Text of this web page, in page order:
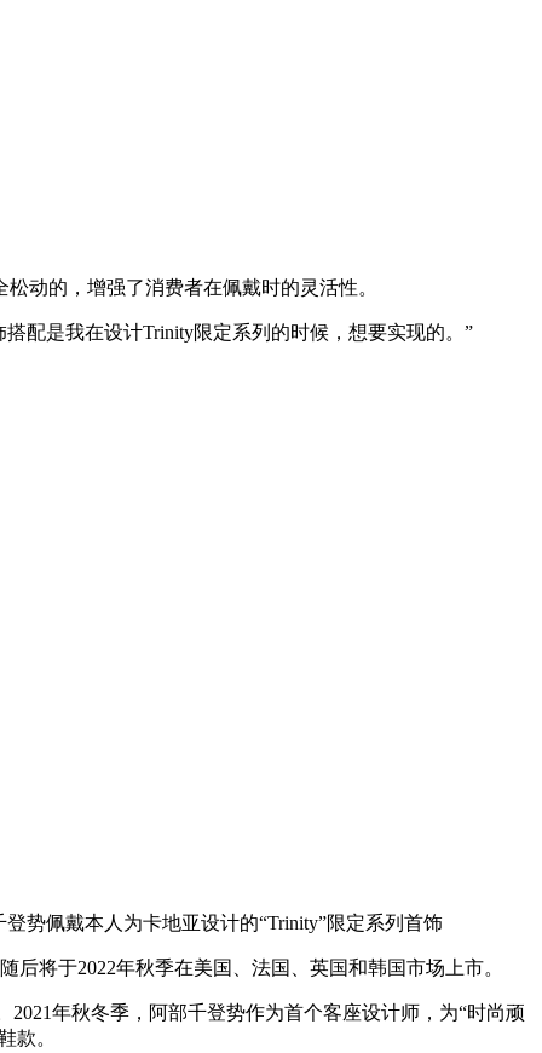
动的，增强了消费者在佩戴时的灵活性。
配是我在设计Trinity限定系列的时候，想要实现的。”
登势佩戴本人为卡地亚设计的“Trinity”限定系列首饰
将于2022年秋季在美国、法国、英国和韩国市场上市。
年秋冬季，阿部千登势作为首个客座设计师，为“时尚顽
款。